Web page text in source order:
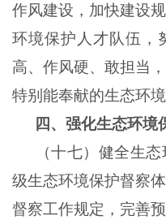
作风建设，加快建设
环境保护人才队伍，
高、作风硬、敢担当
特别能奉献的生态环境
四、强化生态环境
（十七）健全生
级生态环境保护督察
督察工作规定，完善